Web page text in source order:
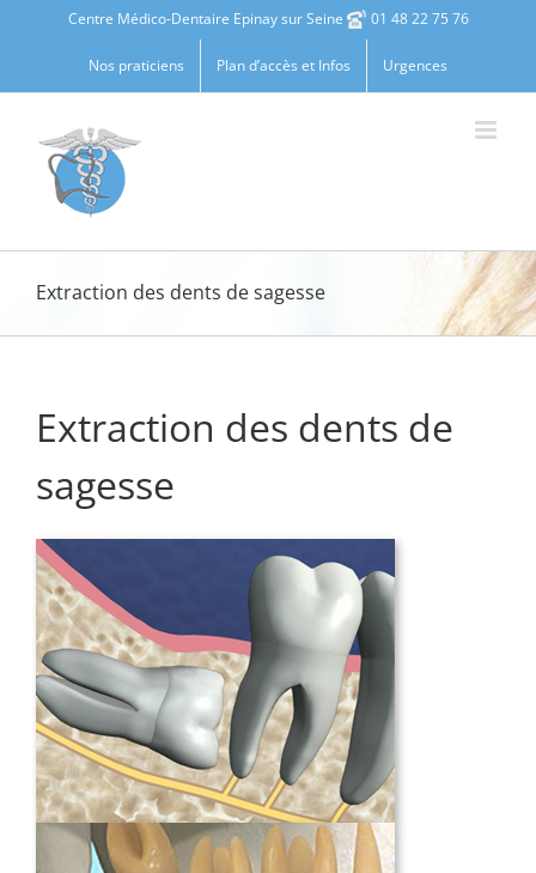
Centre Médico-Dentaire Epinay sur Seine 01 48 22 75 76
Nos praticiens Plan d’accès et Infos Urgences
Extraction des dents de sagesse
Extraction des dents de
sagesse